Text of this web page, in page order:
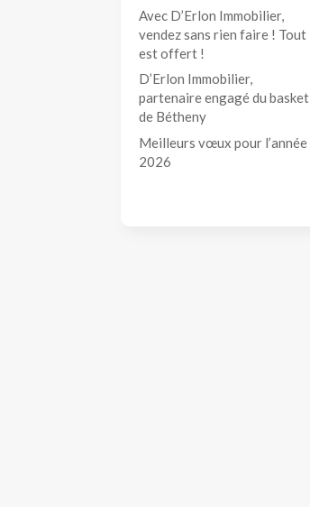
Avec D’Erlon Immobilier,
vendez sans rien faire ! Tout
est offert !
D’Erlon Immobilier,
partenaire engagé du basket
de Bétheny
Meilleurs vœux pour l’année
2026